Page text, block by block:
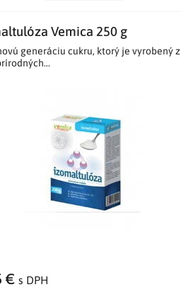
Vemica 250 g
generáciu cukru, ktorý je vyrobený z
€ s DPH